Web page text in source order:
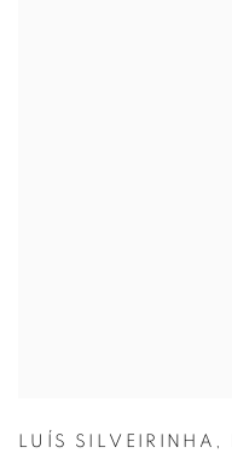
LUÍS SILVEIRINHA ,